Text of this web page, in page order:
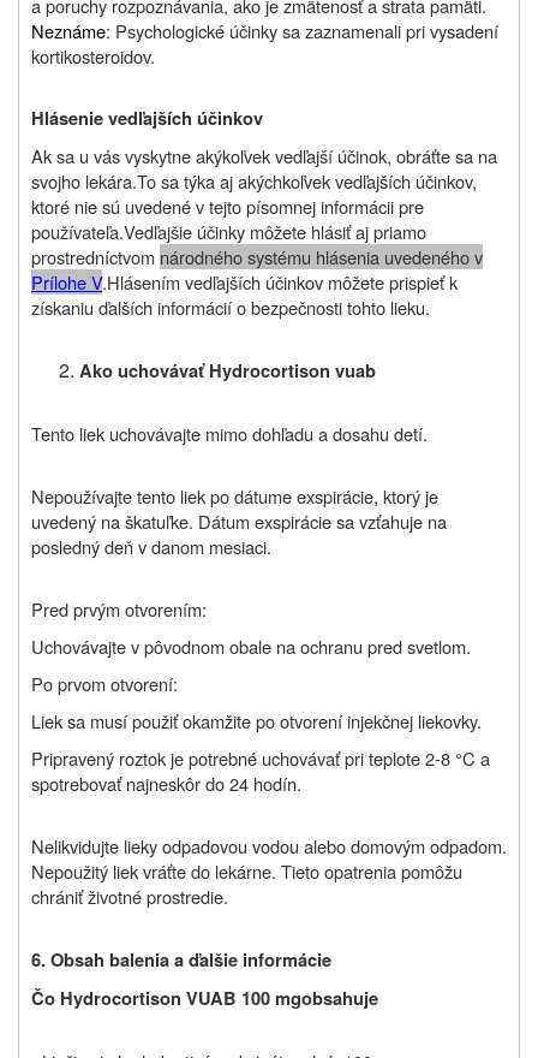
a poruchy rozpoznávania, ako je zmätenosť a strata pamäti.
Neznáme: Psychologické účinky sa zaznamenali pri vysadení
kortikosteroidov.
Hlásenie vedľajších účinkov
Ak sa u vás vyskytne akýkoľvek vedľajší účinok, obráťte sa na
svojho lekára.To sa týka aj akýchkoľvek vedľajších účinkov,
ktoré nie sú uvedené v tejto písomnej informácii pre
používateľa.Vedľajšie účinky môžete hlásiť aj priamo
prostredníctvom národného systému hlásenia uvedeného v
Prílohe V.Hlásením vedľajších účinkov môžete prispieť k
získaniu ďalších informácií o bezpečnosti tohto lieku.
Ako uchovávať Hydrocortison vuab
Tento liek uchovávajte mimo dohľadu a dosahu detí.
Nepoužívajte tento liek po dátume exspirácie, ktorý je
uvedený na škatuľke. Dátum exspirácie sa vzťahuje na
posledný deň v danom mesiaci.
Pred prvým otvorením:
Uchovávajte v pôvodnom obale na ochranu pred svetlom.
Po prvom otvorení:
Liek sa musí použiť okamžite po otvorení injekčnej liekovky.
Pripravený roztok je potrebné uchovávať pri teplote 2-8 °C a
spotrebovať najneskôr do 24 hodín.
Nelikvidujte lieky odpadovou vodou alebo domovým odpadom.
Nepoužitý liek vráťte do lekárne. Tieto opatrenia pomôžu
chrániť životné prostredie.
6. Obsah balenia a ďalšie informácie
Čo Hydrocortison VUAB 100 mgobsahuje